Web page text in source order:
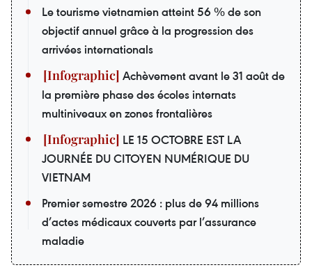
Le tourisme vietnamien atteint 56 % de son
objectif annuel grâce à la progression des
arrivées internationals
Achèvement avant le 31 août de
la première phase des écoles internats
multiniveaux en zones frontalières
LE 15 OCTOBRE EST LA
JOURNÉE DU CITOYEN NUMÉRIQUE DU
VIETNAM
Premier semestre 2026 : plus de 94 millions
d’actes médicaux couverts par l’assurance
maladie